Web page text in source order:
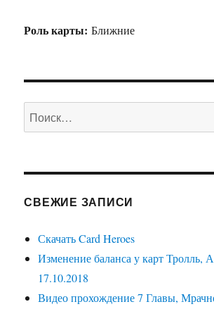
Роль карты: Ближние
Искать:
СВЕЖИЕ ЗАПИСИ
Скачать Card Heroes
Изменение баланса у карт Тролль,
17.10.2018
Видео прохождение 7 Главы,